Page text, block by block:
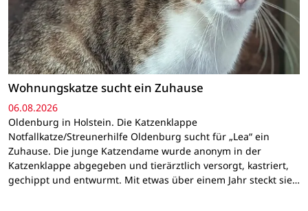
Wohnungskatze sucht ein Zuhause
06.08.2026
Oldenburg in Holstein. Die Katzenklappe
Notfallkatze/Streunerhilfe Oldenburg sucht für „Lea“ ein
Zuhause. Die junge Katzendame wurde anonym in der
Katzenklappe abgegeben und tierärztlich versorgt, kastriert,
gechippt und entwurmt. Mit etwas über einem Jahr steckt sie…